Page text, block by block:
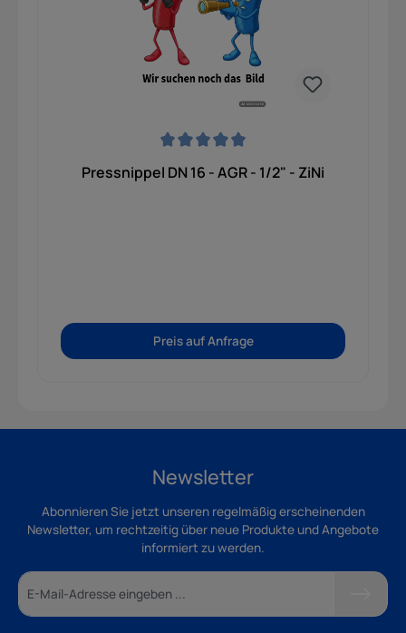
Pressnippel DN 16 - AGR - 1/2" - ZiNi
Preis auf Anfrage
Newsletter
Abonnieren Sie jetzt unseren regelmäßig erscheinenden
Newsletter, um rechtzeitig über neue Produkte und Angebote
informiert zu werden.